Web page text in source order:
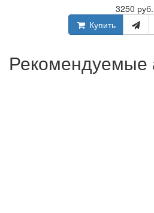
3250 руб.
Купить
Рекомендуемые